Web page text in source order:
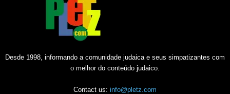
Desde 1998, informando a comunidade judaica e seus simpatizantes com
o melhor do conteúdo judaico.
Contact us: info@pletz.com